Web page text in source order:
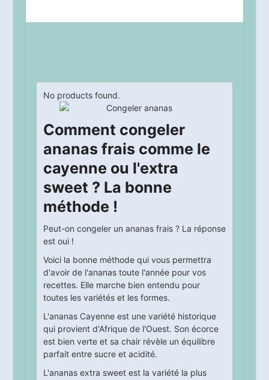
No products found.
Comment congeler
ananas frais comme le
cayenne ou l'extra
sweet ? La bonne
méthode !
Peut-on congeler un ananas frais ? La réponse
est oui !
Voici la bonne méthode qui vous permettra
d'avoir de l'ananas toute l'année pour vos
recettes. Elle marche bien entendu pour
toutes les variétés et les formes.
L'ananas Cayenne est une variété historique
qui provient d'Afrique de l'Ouest. Son écorce
est bien verte et sa chair révèle un équilibre
parfait entre sucre et acidité.
L'ananas extra sweet est la variété la plus